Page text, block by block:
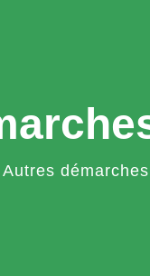
Autres